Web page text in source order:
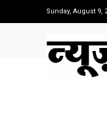
Sunday, August 9,